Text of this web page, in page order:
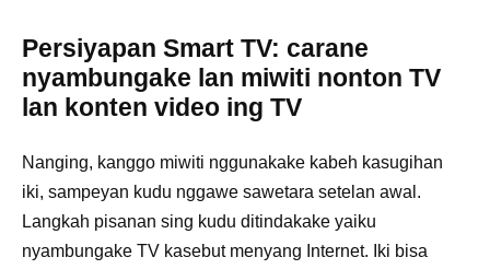
Persiyapan Smart TV: carane
nyambungake lan miwiti nonton TV
lan konten video ing TV
Nanging, kanggo miwiti nggunakake kabeh kasugihan
iki, sampeyan kudu nggawe sawetara setelan awal.
Langkah pisanan sing kudu ditindakake yaiku
nyambungake TV kasebut menyang Internet. Iki bisa